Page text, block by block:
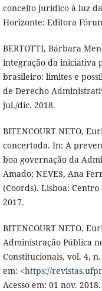
conceito jurídico à luz
Horizonte: Editora
BERTOTTI, Bárbara
integração da iniciativa
brasileiro: limites e
de Derecho
jul./dic. 2018.
BITENCOURT NETO,
concertada. In: A
boa governação da
Amado; NEVES, Ana
(Coords). Lisboa:
2017.
BITENCOURT NETO,
Administração Pública
Constitucionais, vol. 4,
em: <https://
Acesso em: 01 nov. 2018.